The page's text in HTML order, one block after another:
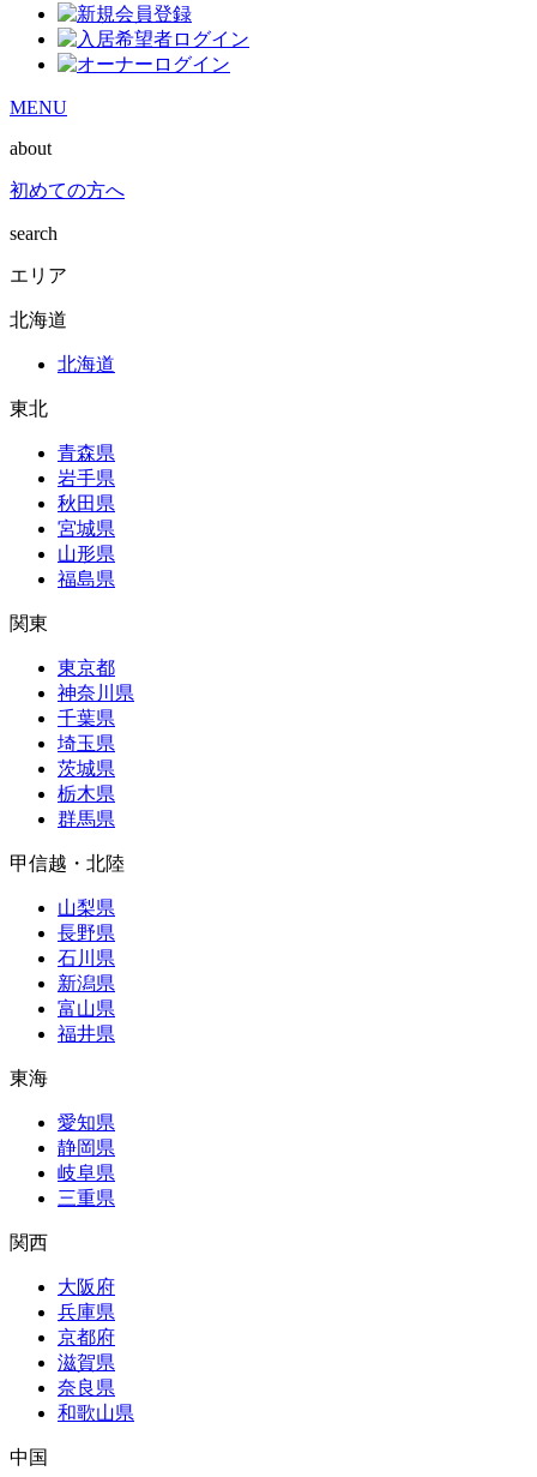
MENU
about
初めての方へ
search
エリア
北海道
北海道
東北
青森県
岩手県
秋田県
宮城県
山形県
福島県
関東
東京都
神奈川県
千葉県
埼玉県
茨城県
栃木県
群馬県
甲信越・北陸
山梨県
長野県
石川県
新潟県
富山県
福井県
東海
愛知県
静岡県
岐阜県
三重県
関西
大阪府
兵庫県
京都府
滋賀県
奈良県
和歌山県
中国